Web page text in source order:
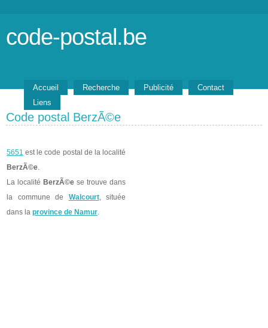
code-postal.be
Accueil Recherche Publicité
Contact
Liens
Code postal BerzÃ©e
5651 est le code postal de la localité
BerzÃ©e.
La localité BerzÃ©e se trouve dans
la commune de Walcourt, située
dans la province de Namur.